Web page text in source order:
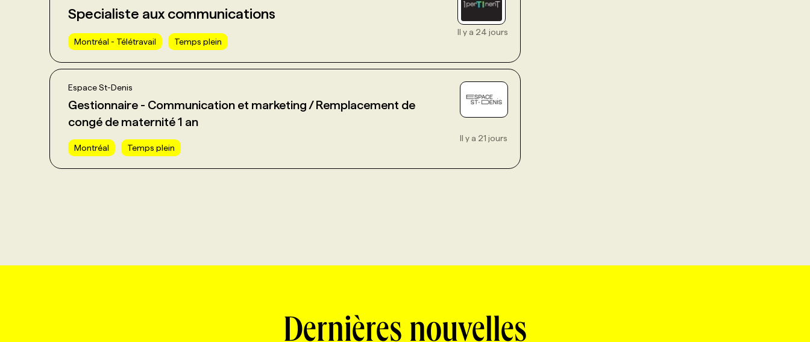
Specialiste aux communications
Montréal - Télétravail Temps plein
Il y a 24 jours
Espace St-Denis
Gestionnaire - Communication et marketing / Remplacement de
congé de maternité 1 an
Montréal Temps plein
Il y a 21 jours
Dernières nouvelles